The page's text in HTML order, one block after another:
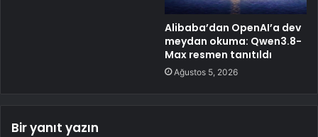
Alibaba’dan OpenAI’a dev
meydan okuma: Qwen3.8-
Max resmen tanıtıldı
Ağustos 5, 2026
Bir yanıt yazın